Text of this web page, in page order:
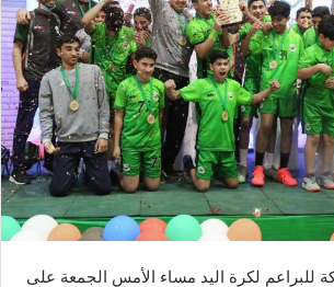
للبراعم لكرة اليد مساء الأمس الجمعة على